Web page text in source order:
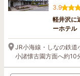
3.9
軽井沢に
ーホテル
JR小海線・しなの鉄道
小諸懐古園方面へ約10